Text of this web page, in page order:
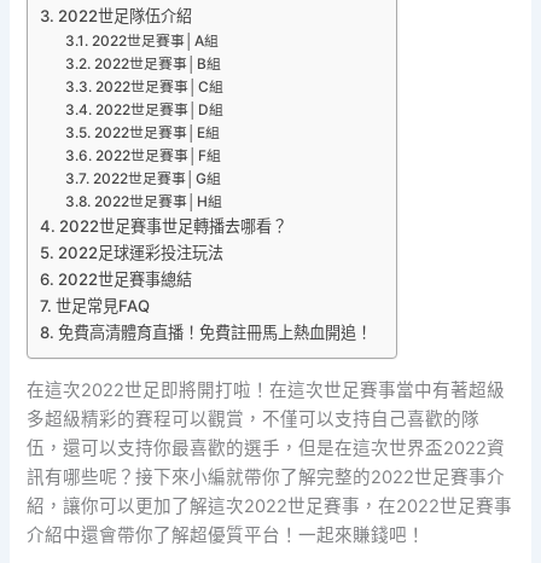
2022世足隊伍介紹
2022世足賽事│A組
2022世足賽事│B組
2022世足賽事│C組
2022世足賽事│D組
2022世足賽事│E組
2022世足賽事│F組
2022世足賽事│G組
2022世足賽事│H組
2022世足賽事世足轉播去哪看？
2022足球運彩投注玩法
2022世足賽事總結
世足常見FAQ
免費高清體育直播！免費註冊馬上熱血開追！
在這次2022世足即將開打啦！在這次世足賽事當中有著超級
多超級精彩的賽程可以觀賞，不僅可以支持自己喜歡的隊
伍，還可以支持你最喜歡的選手，但是在這次世界盃2022資
訊有哪些呢？接下來小編就帶你了解完整的2022世足賽事介
紹，讓你可以更加了解這次2022世足賽事，在2022世足賽事
介紹中還會帶你了解超優質平台！一起來賺錢吧！